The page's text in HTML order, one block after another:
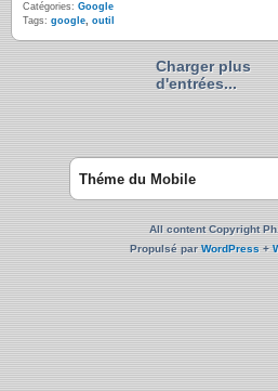
Catégories: Google
Tags: google, outil
Charger plus
d'entrées...
Théme du Mobile
All content Copyright
Propulsé parWordPress +